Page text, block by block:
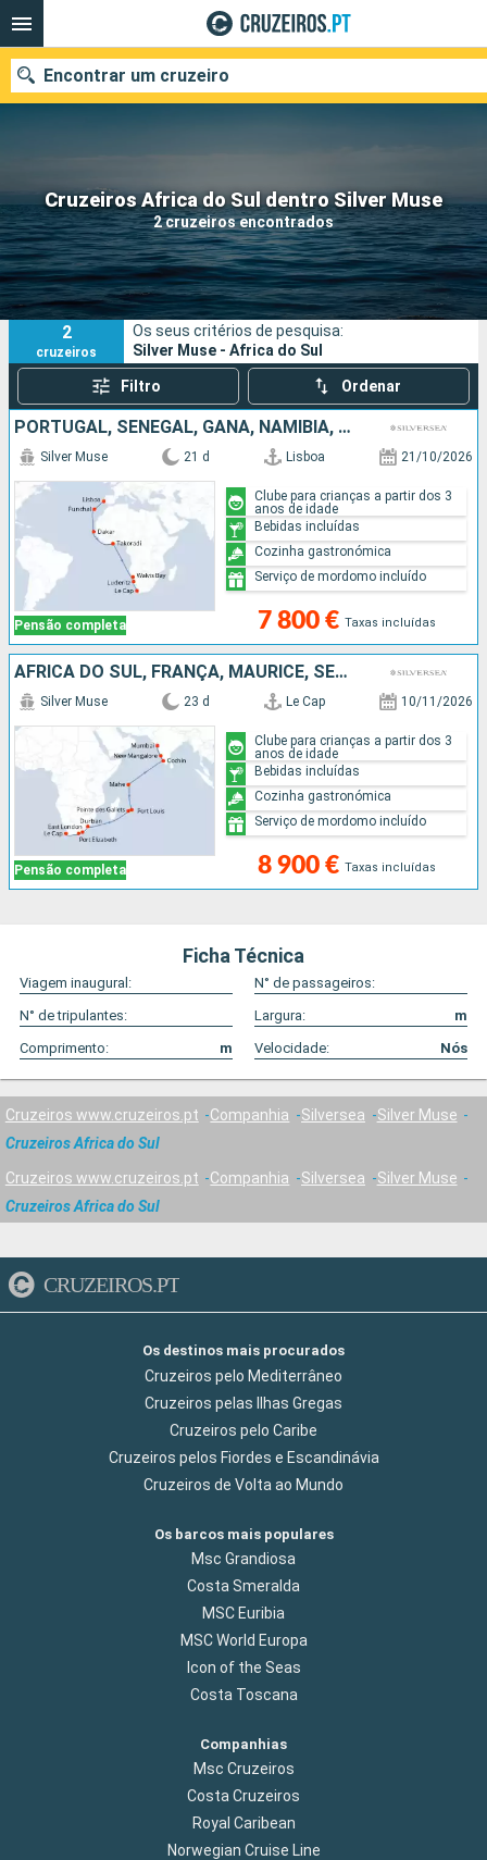
Cruzeiros Africa do Sul dentro Silver Muse
2 cruzeiros encontrados
Encontrar um cruzeiro
Quando ir?
Data de partida
Portos Companhias
Pesquisar
2
cruzeiros
Os seus critérios de pesquisa:
Silver Muse - Africa do Sul
Filtro Ordenar
PORTUGAL, SENEGAL, GANA, NAMÍBIA, AFRICA DO SUL
Pensão completa
Silver Muse 21 d Lisboa 21/10/2026
7 800 € Taxas incluídas
Clube para crianças a partir dos 3
anos de idade
Bebidas incluídas
Cozinha gastronómica
Serviço de mordomo incluído
AFRICA DO SUL, FRANÇA, MAURICE, SEYCHELLES, ÍNDIA
Pensão completa
Silver Muse 23 d Le Cap 10/11/2026
8 900 € Taxas incluídas
Clube para crianças a partir dos 3
anos de idade
Bebidas incluídas
Cozinha gastronómica
Serviço de mordomo incluído
Ficha Técnica
Viagem inaugural:
N° de passageiros:
N° de tripulantes:
Largura:
m
Comprimento:
m Velocidade: Nós
Cruzeiros www.cruzeiros.pt Companhia Silversea
Silver Muse
Cruzeiros Africa do Sul
Cruzeiros www.cruzeiros.pt Companhia Silversea
Silver Muse
Cruzeiros Africa do Sul
CRUZEIROS.PT
Os destinos mais procurados
Cruzeiros pelo Mediterrâneo
Cruzeiros pelas Ilhas Gregas
Cruzeiros pelo Caribe
Cruzeiros pelos Fiordes e Escandinávia
Cruzeiros de Volta ao Mundo
Os barcos mais populares
Msc Grandiosa
Costa Smeralda
MSC Euribia
MSC World Europa
Icon of the Seas
Costa Toscana
Companhias
Msc Cruzeiros
Costa Cruzeiros
Royal Caribean
Norwegian Cruise Line